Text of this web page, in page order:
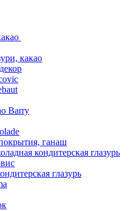
какао
Barry
ганаш
кондитерская глазурь
глазурь